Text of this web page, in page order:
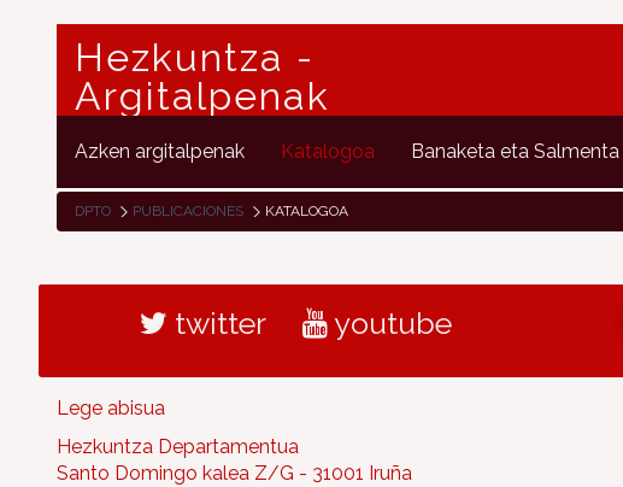
Hezkuntza -
Argitalpenak
Azken argitalpenak Katalogoa Banaketa eta Salmenta
DPTO PUBLICACIONES KATALOGOA
twitter youtube
Lege abisua
Hezkuntza Departamentua
Santo Domingo kalea Z/G - 31001 Iruña